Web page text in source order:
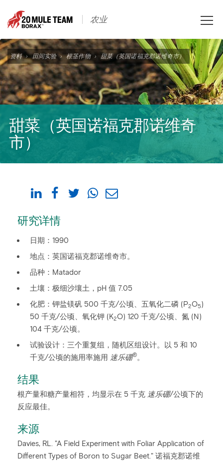
资料 › 田间实验 › 根茎作物 › 甜菜（英国诺福克郡诺维奇市）
甜菜（英国诺福克郡诺维奇
市）
研究详情
日期：1990
地点：英国诺福克郡诺维奇市。
品种：Matador
土壤：极细沙壤土，pH 值 7.05
化肥：钾盐镁矾 500 千克/公顷、五氧化二磷 (P2O5)
50 千克/公顷、氧化钾 (K2O) 120 千克/公顷、氮 (N)
104 千克/公顷。
试验设计：三个重复组，随机区组设计。以 5 和 10
千克/公顷的施用率施用 速乐硼®。
结果
根产量和糖产量相符，均显示在 5 千克 速乐硼/公顷下的
反应最佳。
来源
Davies, RL. "A Field Experiment with Foliar Application of
Different Types of Boron to Sugar Beet." 诺福克郡诺维
农业
Toggle